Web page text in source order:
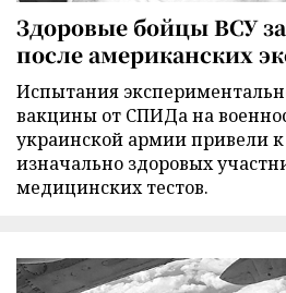
Здоровые бойцы ВСУ
после американских
Испытания
вакцины от СПИДа на
украинской армии привели
изначально здоровых
медицинских тестов.